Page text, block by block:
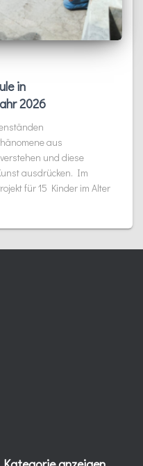
in
2026
aus
und diese
ausdrücken. Im
für 15 Kinder im Alter